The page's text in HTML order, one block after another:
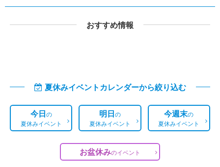
おすすめ情報
夏休みイベントカレンダーから絞り込む
今日の
夏休みイベント
明日の
夏休みイベント
今週末の
夏休みイベント
お盆休みのイベント